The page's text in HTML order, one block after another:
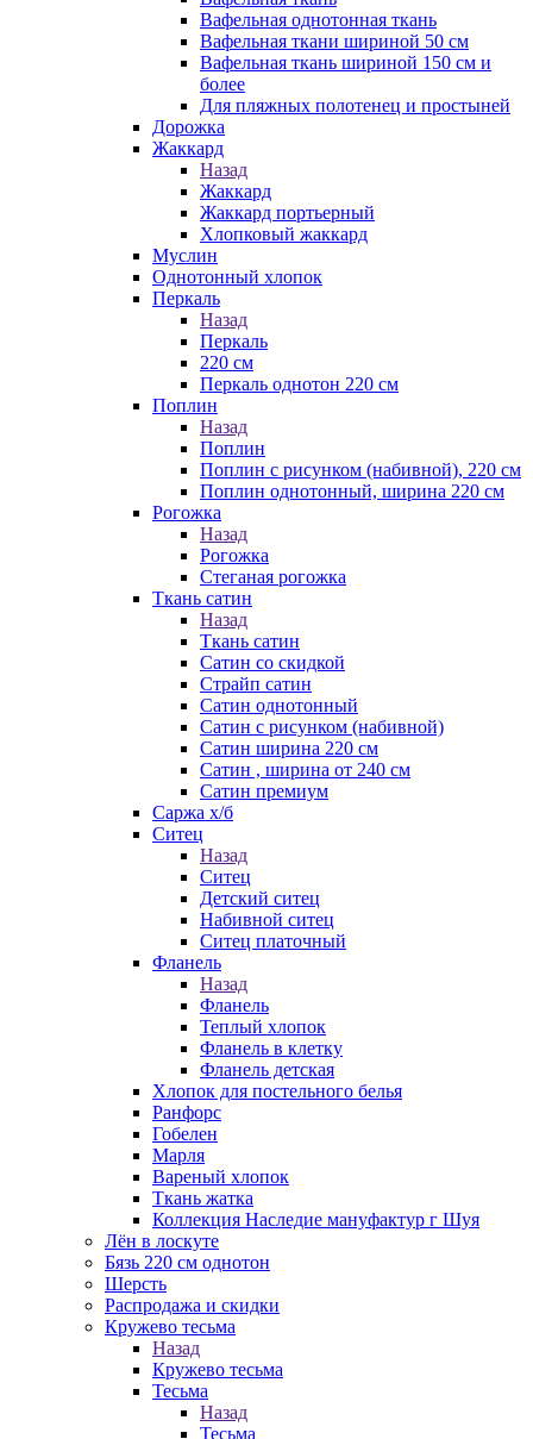
Вафельная однотонная ткань
Вафельная ткани шириной 50 см
Вафельная ткань шириной 150 см и
более
Для пляжных полотенец и простыней
Дорожка
Жаккард
Назад
Жаккард
Жаккард портьерный
Хлопковый жаккард
Муслин
Однотонный хлопок
Перкаль
Назад
Перкаль
220 см
Перкаль однотон 220 см
Поплин
Назад
Поплин
Поплин с рисунком (набивной), 220 см
Поплин однотонный, ширина 220 см
Рогожка
Назад
Рогожка
Стеганая рогожка
Ткань сатин
Назад
Ткань сатин
Сатин со скидкой
Страйп сатин
Сатин однотонный
Сатин с рисунком (набивной)
Сатин ширина 220 см
Сатин , ширина от 240 см
Сатин премиум
Саржа х/б
Ситец
Назад
Ситец
Детский ситец
Набивной ситец
Ситец платочный
Фланель
Назад
Фланель
Теплый хлопок
Фланель в клетку
Фланель детская
Хлопок для постельного белья
Ранфорс
Гобелен
Марля
Вареный хлопок
Ткань жатка
Коллекция Наследие мануфактур г Шуя
Лён в лоскуте
Бязь 220 см однотон
Шерсть
Распродажа и скидки
Кружево тесьма
Назад
Кружево тесьма
Тесьма
Назад
Тесьма